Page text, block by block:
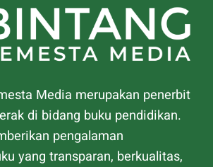
Media merupakan penerbit
di bidang buku pendidikan.
pengalaman
yang transparan, berkualitas,